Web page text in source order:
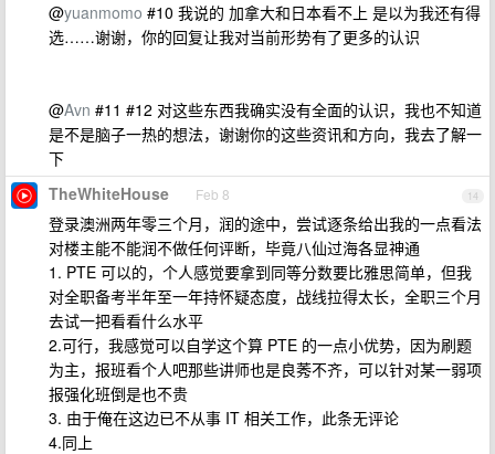
@yuanmomo #10 我说的 加拿大和日本看不上 是以为我还有得
选……谢谢，你的回复让我对当前形势有了更多的认识
@Avn #11 #12 对这些东西我确实没有全面的认识，我也不知道
是不是脑子一热的想法，谢谢你的这些资讯和方向，我去了解一
下
14
TheWhiteHouse Feb 8
登录澳洲两年零三个月，润的途中，尝试逐条给出我的一点看法
对楼主能不能润不做任何评断，毕竟八仙过海各显神通
1. PTE 可以的，个人感觉要拿到同等分数要比雅思简单，但我
对全职备考半年至一年持怀疑态度，战线拉得太长，全职三个月
去试一把看看什么水平
2.可行，我感觉可以自学这个算 PTE 的一点小优势，因为刷题
为主，报班看个人吧那些讲师也是良莠不齐，可以针对某一弱项
报强化班倒是也不贵
3. 由于俺在这边已不从事 IT 相关工作，此条无评论
4.同上